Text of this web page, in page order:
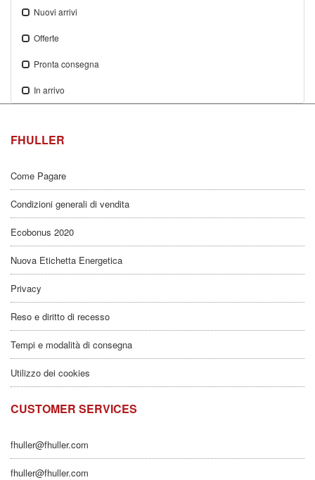
Nuovi arrivi
Offerte
Pronta consegna
In arrivo
FHULLER
Come Pagare
Condizioni generali di vendita
Ecobonus 2020
Nuova Etichetta Energetica
Privacy
Reso e diritto di recesso
Tempi e modalità di consegna
Utilizzo dei cookies
CUSTOMER SERVICES
fhuller@fhuller.com
fhuller@fhuller.com